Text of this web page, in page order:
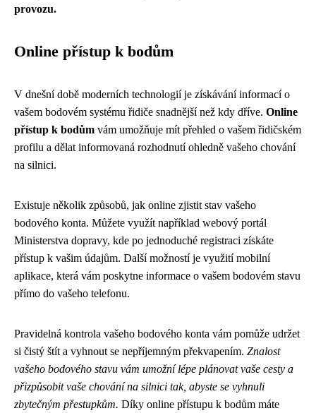
provozu.
Online přístup k bodům
V dnešní době moderních technologií je získávání informací o
vašem bodovém systému řidiče snadnější než kdy dříve. Online
přístup k bodům vám umožňuje mít přehled o vašem řidičském
profilu a dělat informovaná rozhodnutí ohledně vašeho chování
na silnici.
Existuje několik způsobů, jak online zjistit stav vašeho
bodového konta. Můžete využít například webový portál
Ministerstva dopravy, kde po jednoduché registraci získáte
přístup k vašim údajům. Další možností je využití mobilní
aplikace, která vám poskytne informace o vašem bodovém stavu
přímo do vašeho telefonu.
Pravidelná kontrola vašeho bodového konta vám pomůže udržet
si čistý štít a vyhnout se nepříjemným překvapením. Znalost
vašeho bodového stavu vám umožní lépe plánovat vaše cesty a
přizpůsobit vaše chování na silnici tak, abyste se vyhnuli
zbytečným přestupkům. Díky online přístupu k bodům máte